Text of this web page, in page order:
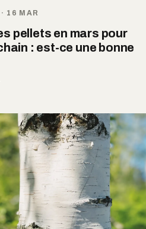
· 16 MAR
pellets en mars pour
: est-ce une bonne